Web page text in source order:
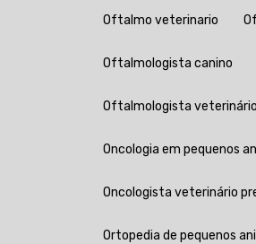
Oftalmo veterinario
Oftalmologista canino
Oftalmologista
Oncologia em pequenos
Oncologista veterinário
Ortopedia de pequenos